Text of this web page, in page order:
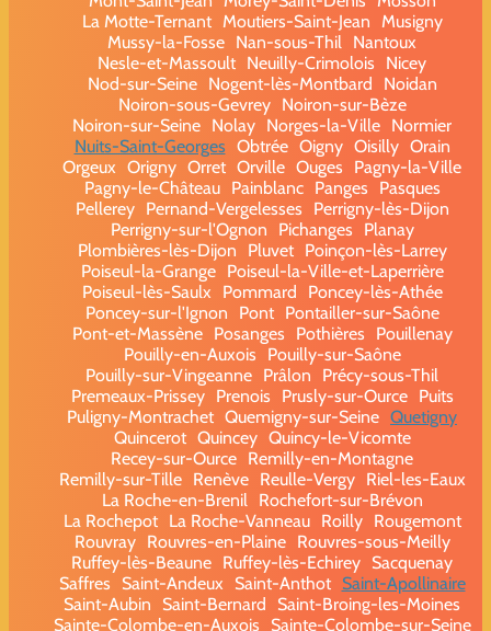
La Motte-Ternant
Moutiers-Saint-Jean
Musigny
Mussy-la-Fosse Nan-sous-Thil
Nantoux
Nesle-et-Massoult Neuilly-Crimolois
Nicey
Nod-sur-Seine
Nogent-lès-Montbard
Noidan
Noiron-sous-Gevrey
Noiron-sur-Bèze
Noiron-sur-Seine Nolay Norges-la-Ville Normier
Nuits-Saint-Georges Obtrée Oigny Oisilly Orain
Orgeux Origny Orret Orville Ouges
Pagny-la-Ville
Pagny-le-Château
Painblanc Panges
Pasques
Pellerey
Pernand-Vergelesses
Perrigny-lès-Dijon
Perrigny-sur-l'Ognon
Pichanges
Planay
Plombières-lès-Dijon
Pluvet
Poinçon-lès-Larrey
Poiseul-la-Grange
Poiseul-la-Ville-et-Laperrière
Poiseul-lès-Saulx
Pommard
Poncey-lès-Athée
Poncey-sur-l'Ignon
Pont
Pontailler-sur-Saône
Pont-et-Massène
Posanges Pothières
Pouillenay
Pouilly-en-Auxois
Pouilly-sur-Saône
Pouilly-sur-Vingeanne Prâlon
Précy-sous-Thil
Premeaux-Prissey
Prenois Prusly-sur-Ource
Puits
Puligny-Montrachet Quemigny-sur-Seine Quetigny
Quincerot Quincey Quincy-le-Vicomte
Recey-sur-Ource Remilly-en-Montagne
Remilly-sur-Tille
Renève Reulle-Vergy
Riel-les-Eaux
La Roche-en-Brenil
Rochefort-sur-Brévon
La Rochepot
La Roche-Vanneau Roilly
Rougemont
Rouvray
Rouvres-en-Plaine
Rouvres-sous-Meilly
Ruffey-lès-Beaune Ruffey-lès-Echirey Sacquenay
Saffres
Saint-Andeux Saint-Anthot
Saint-Apollinaire
Saint-Aubin
Saint-Bernard
Saint-Broing-les-Moines
Sainte-Colombe-en-Auxois
Sainte-Colombe-sur-Seine